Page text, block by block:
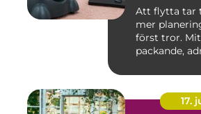
Att flytta tar
mer
först tror.
packande,
17.